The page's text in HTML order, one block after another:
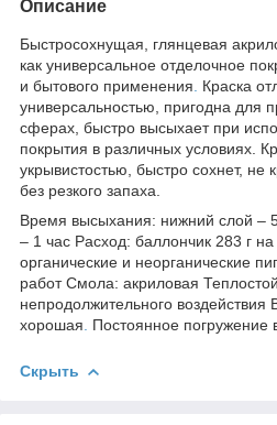
Описание
Быстросохнущая, глянцевая
как универсальное отделочное
и бытового применения
Краска
универсальностью, пригодна для
сферах, быстро высыхает при
покрытия в различных условиях.
укрывистостью, быстро сохнет, не
без резкого запаха.
Время высыхания: нижний слой –
– 1 час Расход: баллончик 283 г
органические и неорганические
работ Смола: акриловая
непродолжительного воздействия
хорошая
Постоянное погружение
Скрыть